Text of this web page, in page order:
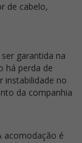
de cabelo,
garantida na
há perda de
instabilidade no
da companhia
acomodação é